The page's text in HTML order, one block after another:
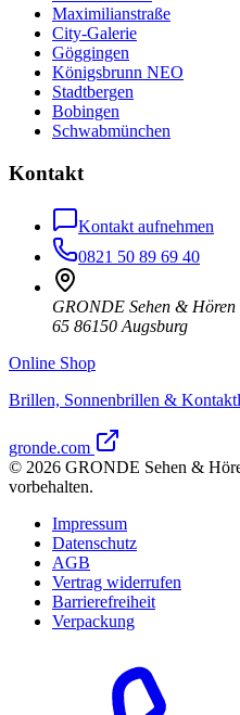
Maximilianstraße
City-Galerie
Göggingen
Königsbrunn NEO
Stadtbergen
Bobingen
Schwabmünchen
Kontakt
Kontakt aufnehmen
0821 50 89 69 40
GRONDE Sehen &
65 86150 Augsburg
Online Shop
Brillen, Sonnenbrillen &
gronde.com
© 2026 GRONDE Sehen &
vorbehalten.
Impressum
Datenschutz
AGB
Vertrag widerrufen
Barrierefreiheit
Verpackung